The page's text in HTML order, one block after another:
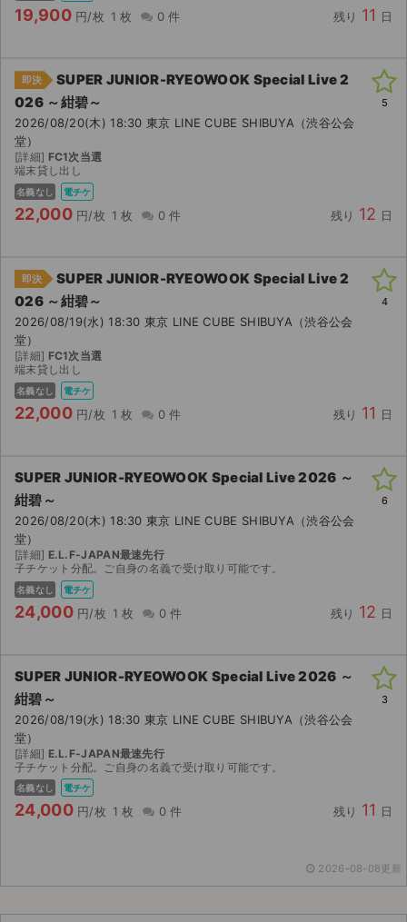
19,900 円/枚 1 枚 0 件 残り 11 日
即決
SUPER JUNIOR-RYEOWOOK Special Live 2
026 ～紺碧～
2026/08/20(木) 18:30 東京 LINE CUBE SHIBUYA（渋谷公会
堂）
[詳細] FC1次当選
端末貸し出し
名義なし 電チケ
22,000 円/枚 1 枚 0 件 残り 12 日
5
即決
SUPER JUNIOR-RYEOWOOK Special Live 2
026 ～紺碧～
2026/08/19(水) 18:30 東京 LINE CUBE SHIBUYA（渋谷公会
堂）
[詳細] FC1次当選
端末貸し出し
名義なし 電チケ
22,000 円/枚 1 枚 0 件 残り 11 日
4
SUPER JUNIOR-RYEOWOOK Special Live 2026 ～
紺碧～
2026/08/20(木) 18:30 東京 LINE CUBE SHIBUYA（渋谷公会
堂）
[詳細] E.L.F-JAPAN最速先行
子チケット分配。ご自身の名義で受け取り可能です。
名義なし 電チケ
24,000 円/枚 1 枚 0 件 残り 12 日
6
SUPER JUNIOR-RYEOWOOK Special Live 2026 ～
紺碧～
2026/08/19(水) 18:30 東京 LINE CUBE SHIBUYA（渋谷公会
堂）
[詳細] E.L.F-JAPAN最速先行
子チケット分配。ご自身の名義で受け取り可能です。
名義なし 電チケ
24,000 円/枚 1 枚 0 件 残り 11 日
3
2026-08-08更新